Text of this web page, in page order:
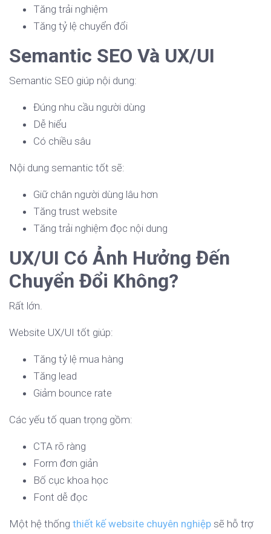
Tăng trải nghiệm
Tăng tỷ lệ chuyển đổi
Semantic SEO Và UX/UI
Semantic SEO giúp nội dung:
Đúng nhu cầu người dùng
Dễ hiểu
Có chiều sâu
Nội dung semantic tốt sẽ:
Giữ chân người dùng lâu hơn
Tăng trust website
Tăng trải nghiệm đọc nội dung
UX/UI Có Ảnh Hưởng Đến
Chuyển Đổi Không?
Rất lớn.
Website UX/UI tốt giúp:
Tăng tỷ lệ mua hàng
Tăng lead
Giảm bounce rate
Các yếu tố quan trọng gồm:
CTA rõ ràng
Form đơn giản
Bố cục khoa học
Font dễ đọc
Một hệ thống thiết kế website chuyên nghiệp sẽ hỗ trợ